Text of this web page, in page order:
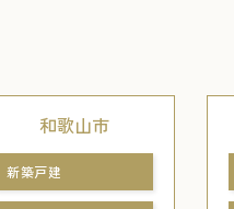
和歌山市
新築戸建